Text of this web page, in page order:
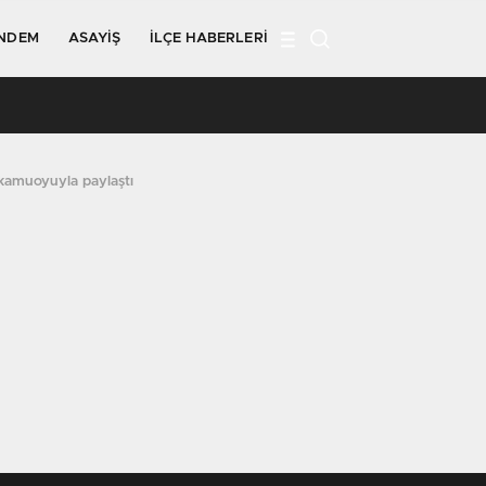
ASAYIŞ İLÇE HABERLERI
paylaştı